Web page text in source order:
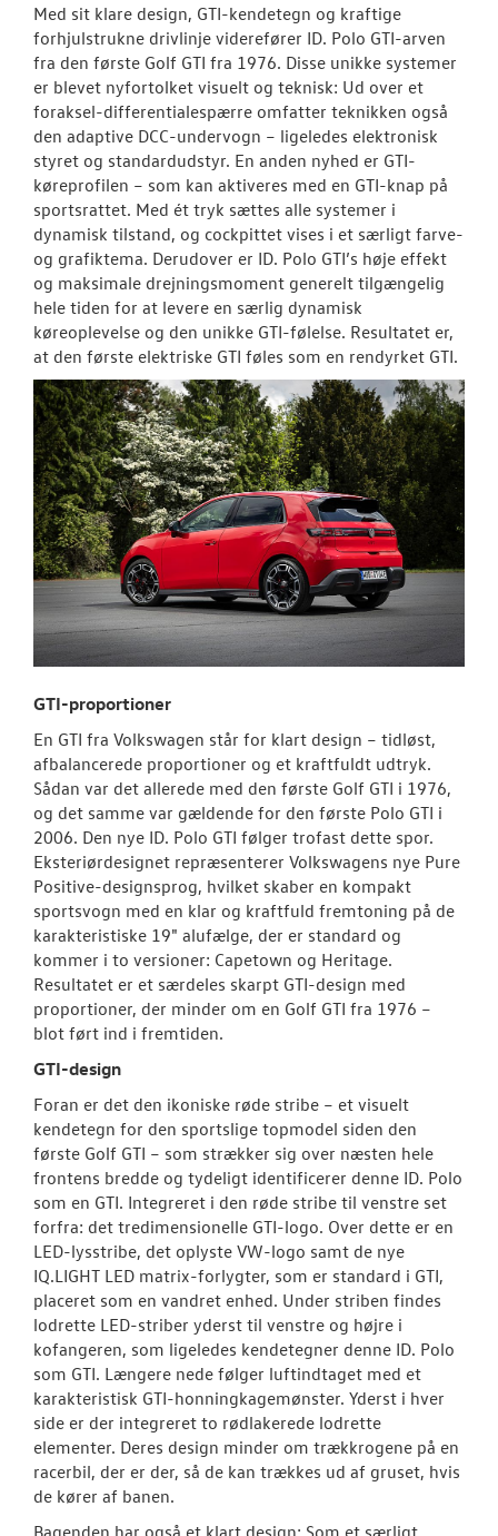
Med sit klare design, GTI-kendetegn og kraftige
forhjulstrukne drivlinje viderefører ID. Polo GTI-arven
fra den første Golf GTI fra 1976. Disse unikke systemer
er blevet nyfortolket visuelt og teknisk: Ud over et
foraksel-differentialespærre omfatter teknikken også
den adaptive DCC-undervogn – ligeledes elektronisk
styret og standardudstyr. En anden nyhed er GTI-
køreprofilen – som kan aktiveres med en GTI-knap på
sportsrattet. Med ét tryk sættes alle systemer i
dynamisk tilstand, og cockpittet vises i et særligt farve-
og grafiktema. Derudover er ID. Polo GTI’s høje effekt
og maksimale drejningsmoment generelt tilgængelig
hele tiden for at levere en særlig dynamisk
køreoplevelse og den unikke GTI-følelse. Resultatet er,
at den første elektriske GTI føles som en rendyrket GTI.
GTI-proportioner
En GTI fra Volkswagen står for klart design – tidløst,
afbalancerede proportioner og et kraftfuldt udtryk.
Sådan var det allerede med den første Golf GTI i 1976,
og det samme var gældende for den første Polo GTI i
2006. Den nye ID. Polo GTI følger trofast dette spor.
Eksteriørdesignet repræsenterer Volkswagens nye Pure
Positive-designsprog, hvilket skaber en kompakt
sportsvogn med en klar og kraftfuld fremtoning på de
karakteristiske 19" alufælge, der er standard og
kommer i to versioner: Capetown og Heritage.
Resultatet er et særdeles skarpt GTI-design med
proportioner, der minder om en Golf GTI fra 1976 –
blot ført ind i fremtiden.
GTI-design
Foran er det den ikoniske røde stribe – et visuelt
kendetegn for den sportslige topmodel siden den
første Golf GTI – som strækker sig over næsten hele
frontens bredde og tydeligt identificerer denne ID. Polo
som en GTI. Integreret i den røde stribe til venstre set
forfra: det tredimensionelle GTI-logo. Over dette er en
LED-lysstribe, det oplyste VW-logo samt de nye
IQ.LIGHT LED matrix-forlygter, som er standard i GTI,
placeret som en vandret enhed. Under striben findes
lodrette LED-striber yderst til venstre og højre i
kofangeren, som ligeledes kendetegner denne ID. Polo
som GTI. Længere nede følger luftindtaget med et
karakteristisk GTI-honningkagemønster. Yderst i hver
side er der integreret to rødlakerede lodrette
elementer. Deres design minder om trækkrogene på en
racerbil, der er der, så de kan trækkes ud af gruset, hvis
de kører af banen.